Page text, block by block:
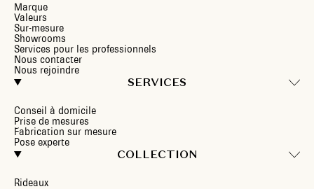
Marque
Valeurs
Sur-mesure
Showrooms
Services pour les professionnels
Nous contacter
Nous rejoindre
SERVICES
Conseil à domicile
Prise de mesures
Fabrication sur mesure
Pose experte
COLLECTION
Rideaux